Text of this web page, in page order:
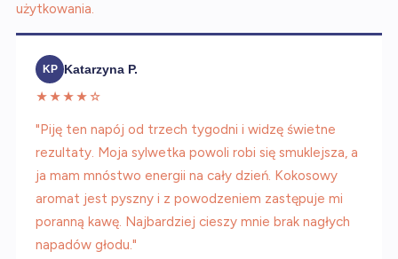
użytkowania.
KP
Katarzyna P.
★★★★☆
"Piję ten napój od trzech tygodni i widzę świetne
rezultaty. Moja sylwetka powoli robi się smuklejsza, a
ja mam mnóstwo energii na cały dzień. Kokosowy
aromat jest pyszny i z powodzeniem zastępuje mi
poranną kawę. Najbardziej cieszy mnie brak nagłych
napadów głodu."